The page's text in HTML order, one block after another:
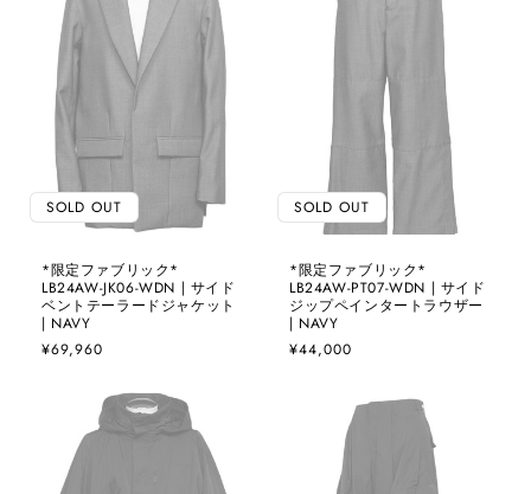
SOLD OUT
*限定ファブリック*
LB24AW-JK06-WDN | サイド
ベントテーラードジャケット
| NAVY
通
¥69,960
SOLD OUT
*限定ファブリック*
LB24AW-PT07-WDN | サイド
ジップペインタートラウザー
| NAVY
通
¥44,000